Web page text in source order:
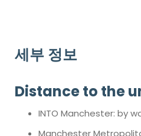
세부 정보
Distance to the
INTO Manchester: by
Manchester